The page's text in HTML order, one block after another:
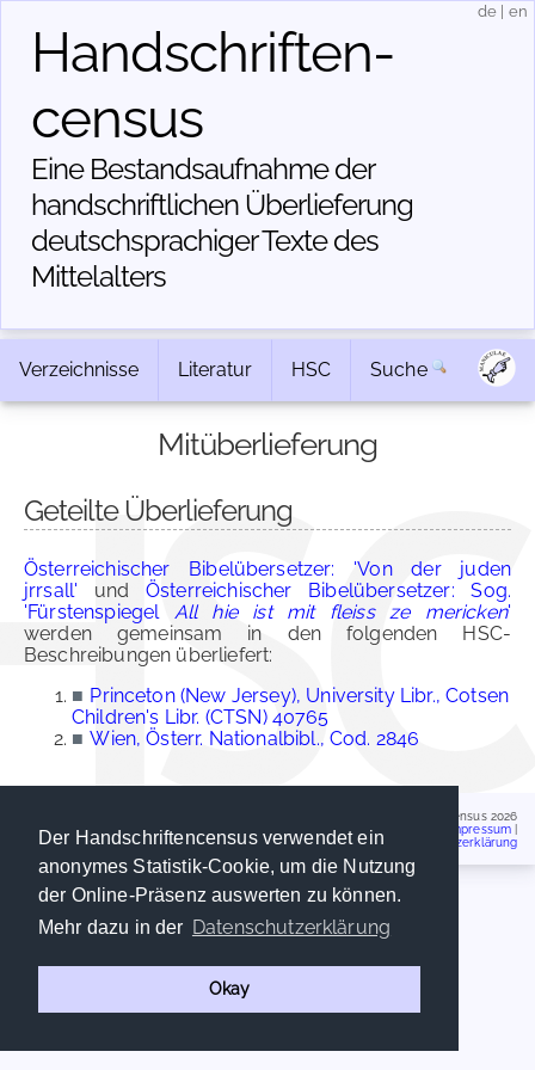
Der Handschriftencensus verwendet ein
anonymes Statistik-Cookie, um die Nutzung
der Online-Präsenz auswerten zu können.
Mehr dazu in der Datenschutzerklärung
Okay
Handschriften­
census
Eine Bestandsaufnahme der
handschriftlichen Über­lieferung
deutschsprachiger Texte des
Mittelalters
de en
Verzeichnisse Literatur HSC Suche
Mitüberlieferung
Geteilte Überlieferung
Österreichischer Bibelübersetzer: 'Von der juden
jrrsall' und Österreichischer Bibelübersetzer: Sog.
'Fürstenspiegel All hie ist mit fleiss ze mericken'
werden gemeinsam in den folgenden HSC-
Beschreibungen überliefert:
■ Princeton (New Jersey), University Libr., Cotsen
Children's Libr. (CTSN) 40765
■ Wien, Österr. Nationalbibl., Cod. 2846
Handschriftencensus 2026
Impressum
Datenschutzerklärung